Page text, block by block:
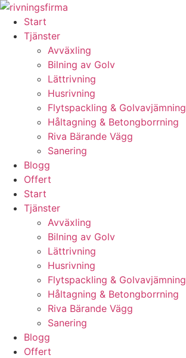
Skip
content
Start
Tjänster
Avväxling
Bilning av Golv
Lättrivning
Husrivning
Flytspackling & Golvavjämning
Håltagning & Betongborrning
Riva Bärande Vägg
Sanering
Blogg
Offert
Start
Tjänster
Avväxling
Bilning av Golv
Lättrivning
Husrivning
Flytspackling & Golvavjämning
Håltagning & Betongborrning
Riva Bärande Vägg
Sanering
Blogg
Offert